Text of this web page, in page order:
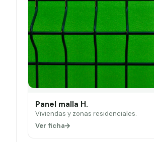
Panel malla H.
Viviendas y zonas residenciales.
Ver ficha